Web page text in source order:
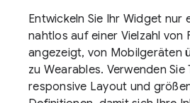
Entwickeln Sie Ihr Widget nur
nahtlos auf einer Vielzahl von
angezeigt, von Mobilgeräten
zu Wearables. Verwenden
responsive Layout und